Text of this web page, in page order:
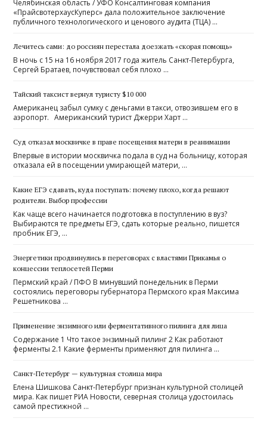
Челябинская область / УФО Консалтинговая компания
«ПрайсвотерхаусКуперс» дала положительное заключение
публичного технологического и ценового аудита (ТЦА) …
Лечитесь сами: до россиян перестала доезжать «скорая помощь»
В ночь с 15 на 16 ноября 2017 года житель Санкт-Петербурга,
Сергей Братаев, почувствовал себя плохо …
Тайский таксист вернул туристу $10 000
Американец забыл сумку с деньгами в такси, отвозившем его в
аэропорт. Американский турист Джерри Харт …
Суд отказал москвичке в праве посещения матери в реанимации
Впервые в истории москвичка подала в суд на больницу, которая
отказала ей в посещении умирающей матери, …
Какие ЕГЭ сдавать, куда поступать: почему плохо, когда решают
родители. Выбор профессии
Как чаще всего начинается подготовка в поступлению в вуз?
Выбираются те предметы ЕГЭ, сдать которые реально, пишется
пробник ЕГЭ, …
Энергетики продвинулись в переговорах с властями Прикамья о
концессии теплосетей Перми
Пермский край / ПФО В минувший понедельник в Перми
состоялись переговоры губернатора Пермского края Максима
Решетникова …
Применение энзимного или ферментативного пилинга для лица
Содержание 1 Что такое энзимный пилинг 2 Как работают
ферменты 2.1 Какие ферменты применяют для пилинга …
Санкт-Петербург — культурная столица мира
Елена Шишкова Санкт-Петербург признан культурной столицей
мира. Как пишет РИА Новости, северная столица удостоилась
самой престижной …